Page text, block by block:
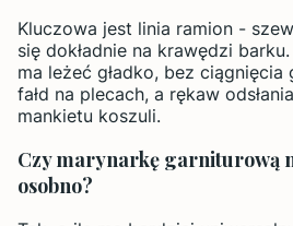
Kluczowa jest linia ramion -
się dokładnie na krawędzi
ma leżeć gładko, bez
fałd na plecach, a rękaw
mankietu koszuli.
Czy marynarkę garniturową
osobno?